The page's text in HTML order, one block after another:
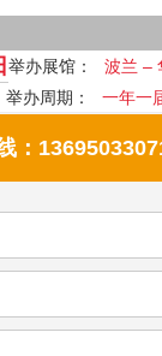
举办展馆： 波兰 –
举办周期： 一年一
：